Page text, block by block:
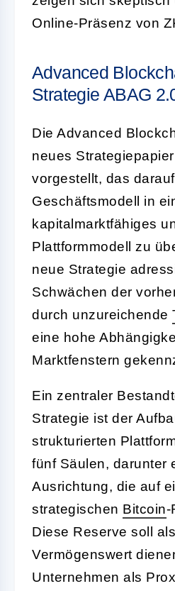
Online-Präsenz von
Advanced
Strategie ABAG
Die Advanced
neues
vorgestellt, das
Geschäftsmodell in
kapitalmarktfähiges
Plattformmodell zu
neue Strategie
Schwächen der
durch unzureichende
eine hohe
Marktfenstern
Ein zentraler
Strategie ist der
strukturierten
fünf Säulen, darunter
Ausrichtung, die auf
strategischen Bitcoin-
Diese Reserve soll
Vermögenswert
Unternehmen als